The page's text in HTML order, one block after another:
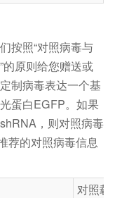
按照“对照病毒与
的原则给您赠送或
制病毒表达一个基
蛋白EGFP。如果
，则对照病毒
荐的对照病毒信息
对照载体ID